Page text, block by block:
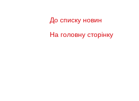
До списку новин
На головну сторінку